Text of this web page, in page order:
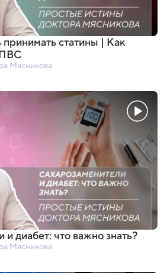
принимать статины | Как
Мясникова
и диабет: что важно знать?
Мясникова